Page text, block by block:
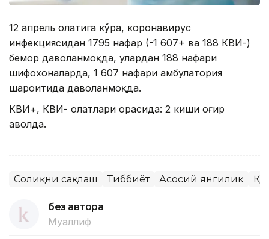
12 апрель ҳолатига кўра, коронавирус
инфекциясидан 1795 нафар (-1 607+ ва 188 КВИ-)
бемор даволанмоқда, улардан 188 нафари
шифохоналарда, 1 607 нафари амбулатория
шароитида даволанмоқда.
КВИ+, КВИ- ҳолатлари орасида: 2 киши оғир
аҳволда.
Соғлиқни сақлаш Тиббиёт Асосий янгилик ҚР
без автора
Муаллиф